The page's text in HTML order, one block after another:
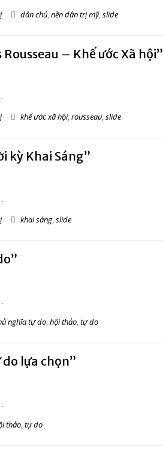
dân chủ nền dân trị mỹ, slide
– Khế ước Xã hội”
khế ước xã hội,rousseau,slide
kỳ Khai Sáng”
khai sáng slide
nghĩa tự do,hội thảo,tự do
lựa chọn”
thảo tự do